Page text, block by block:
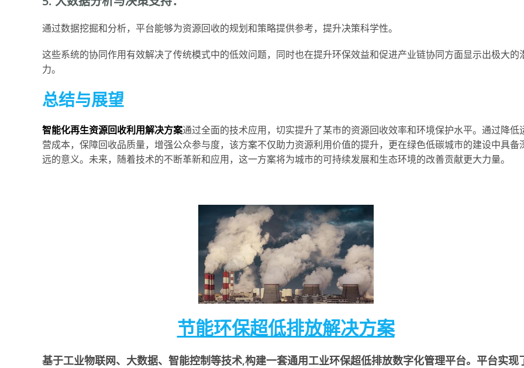
通过数据挖掘和分析，平台能够为资源回收的规划和策略提供参考，提升决策科学性。
这些系统的协同作用有效解决了传统模式中的低效问题，同时也在提升环保效益和促进产业链协同方面显示出极大的
力。
总结与展望
智能化再生资源回收利用解决方案通过全面的技术应用，切实提升了某市的资源回收效率和环境保护水平。通过降低
营成本，保障回收品质量，增强公众参与度，该方案不仅助力资源利用价值的提升，更在绿色低碳城市的建设中具备
远的意义。未来，随着技术的不断革新和应用，这一方案将为城市的可持续发展和生态环境的改善贡献更大力量。
节能环保超低排放解决方案
基于工业物联网、大数据、智能控制等技术,构建一套通用工业环保超低排放数字化管理平台。平台实现